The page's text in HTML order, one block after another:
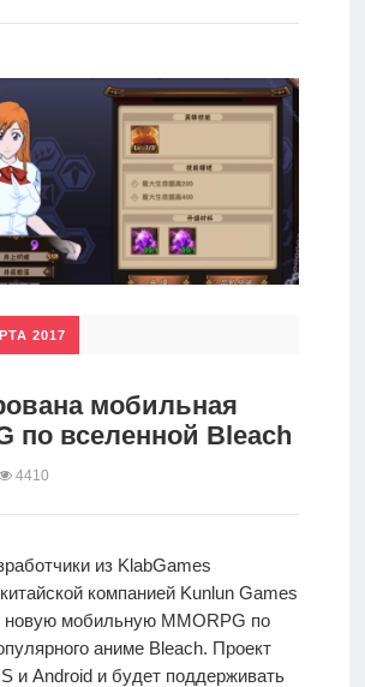
2017
мобильная
по вселенной Bleach
4410
из KlabGames
компанией Kunlun Games
новую мобильную MMORPG по
аниме Bleach. Проект
и Android и будет поддерживать